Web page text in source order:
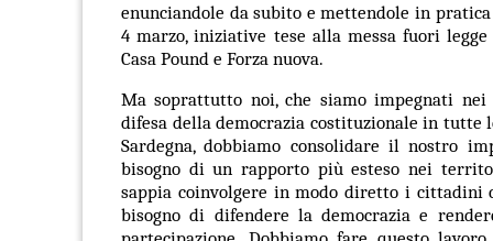
enunciandole da subito e mettendole in
4 marzo, iniziative tese alla messa fuori
Casa Pound e Forza nuova.
Ma soprattutto noi, che siamo impegnati
difesa della democrazia costituzionale in tutte
Sardegna, dobbiamo consolidare il nostro
bisogno di un rapporto più esteso nei
sappia coinvolgere in modo diretto i cittadini
bisogno di difendere la democrazia e